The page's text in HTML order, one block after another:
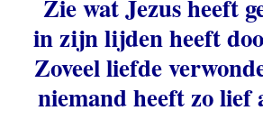
Zie wat Jezus heeft
in zijn lijden heeft
Zoveel liefde
niemand heeft zo lief